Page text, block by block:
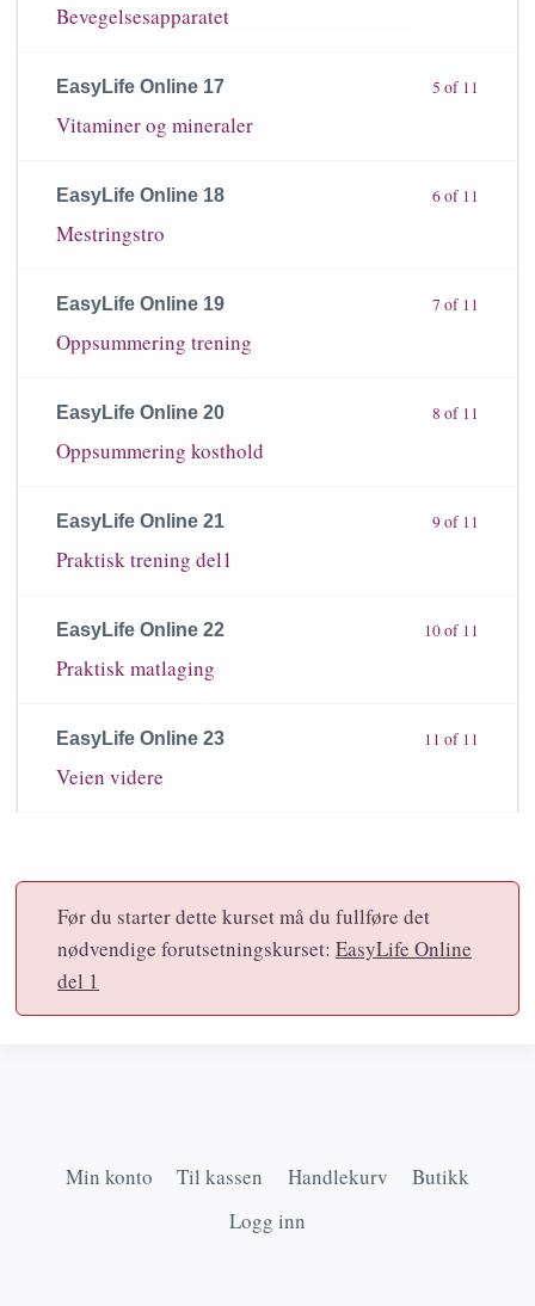
Bevegelsesapparatet
5 of 11
EasyLife Online 17
Vitaminer og mineraler
6 of 11
EasyLife Online 18
Mestringstro
7 of 11
EasyLife Online 19
Oppsummering trening
8 of 11
EasyLife Online 20
Oppsummering kosthold
9 of 11
EasyLife Online 21
Praktisk trening del1
10 of 11
EasyLife Online 22
Praktisk matlaging
11 of 11
EasyLife Online 23
Veien videre
Før du starter dette kurset må du fullføre det
nødvendige forutsetningskurset:EasyLife Online
del 1
Min konto Til kassen Handlekurv
Butikk
Logg inn